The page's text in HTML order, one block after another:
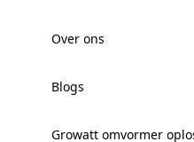
Over ons
Blogs
Growatt omvormer